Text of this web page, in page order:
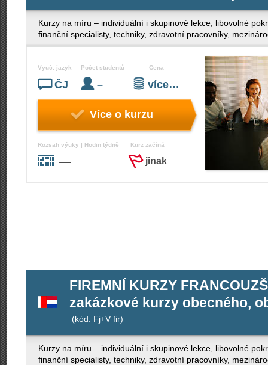
Kurzy na míru – individuální i skupinové lekce, libovolné
finanční specialisty, techniky, zdravotní pracovníky,
Vyuč. jazyk
ČJ
Počet studentů
–
Cena
více…
Více o kurzu
Rozsah výuky | Hodin týdně
—
Kurz začíná
jinak
FIREMNÍ KURZY
zakázkové kurzy obecného,
(kód: Fj+V fir)
Kurzy na míru – individuální i skupinové lekce, libovolné
finanční specialisty, techniky, zdravotní pracovníky,